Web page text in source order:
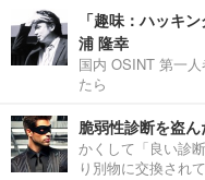
「趣味：ハッキ
浦 隆幸
国内 OSINT 第一
たら
脆弱性診断を盗ん
かくして「良い診
り別物に交換され